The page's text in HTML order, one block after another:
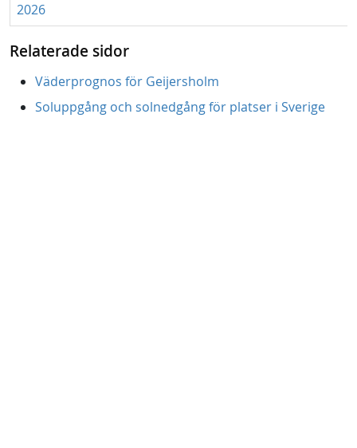
2026
Relaterade sidor
Väderprognos för Geijersholm
Soluppgång och solnedgång för platser i Sverige